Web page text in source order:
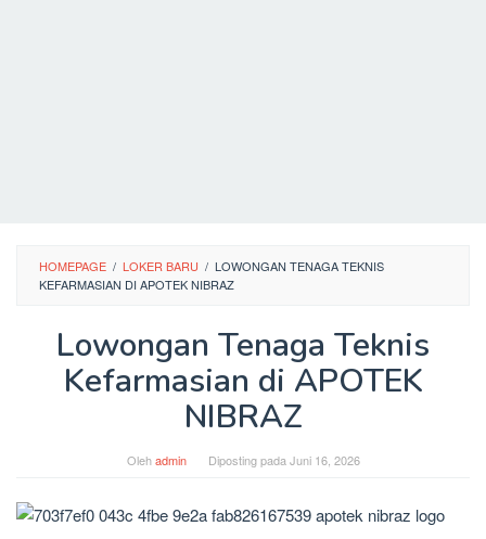
HOMEPAGE / LOKER BARU / LOWONGAN TENAGA TEKNIS
KEFARMASIAN DI APOTEK NIBRAZ
Lowongan Tenaga Teknis
Kefarmasian di APOTEK
NIBRAZ
Olehadmin Diposting pada Juni 16, 2026